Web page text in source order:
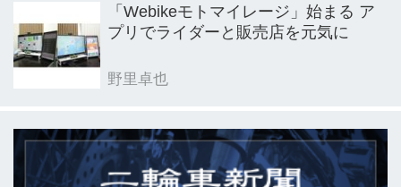
「Webikeモトマイレージ」始まる ア
プリでライダーと販売店を元気に
野里卓也